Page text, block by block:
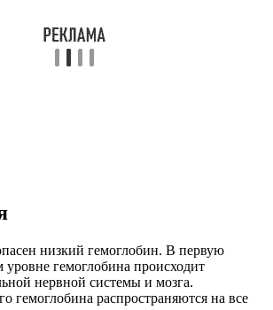
низкий гемоглобин. В первую
уровне гемоглобина происходит
нервной системы и мозга.
гемоглобина распространяются на все